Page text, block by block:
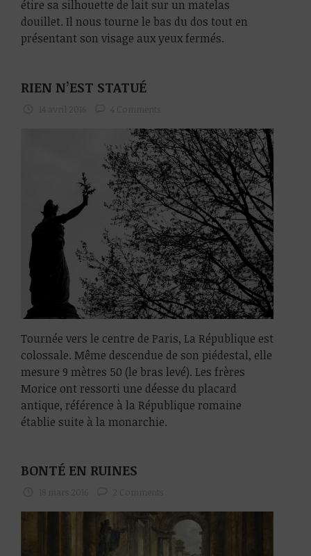
étire sa silhouette de lait sur un matelas
douillet. Il nous tourne le bas du dos tout en
présentant son visage aux yeux fermés.
RIEN N’EST STATUÉ
Tournée vers le centre de Paris, La République est
colossale. Même descendue de son piédestal, elle
mesure 9 mètres 50 (le bras levé). Les frères
Morice ont ressorti une déesse du placard
antique, référence à la République romaine
établie suite à la monarchie.
BONTÉ EN RUINES